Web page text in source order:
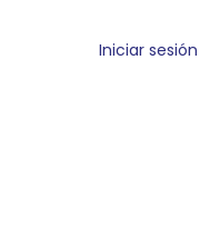
Iniciar sesión